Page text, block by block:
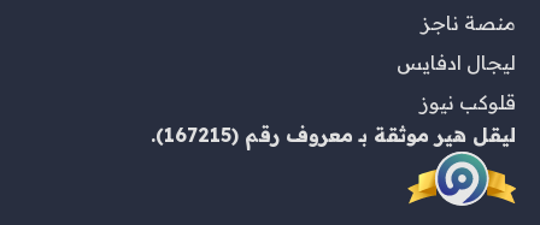
منصة ناجز
ليجال ادفايس
قلوكب نيوز
ليقل هير موثقة بـ معروف رقم (167215).